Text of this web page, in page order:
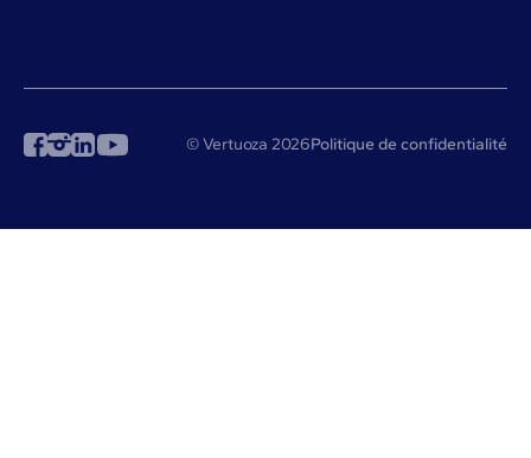
© Vertuoza 2026Politique de confidentialité